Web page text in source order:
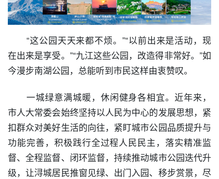
“这公园天天来都不烦。”“以前出来是活动，现
在出来是享受。”“九江这些公园，改造得非常好。”如
今漫步南湖公园，总能听到市民这样由衷赞叹。
一城绿意满城暖，休闲健身各相宜。近年来，
市人大常委会始终坚持以人民为中心的发展思想，紧
扣群众对美好生活的向往，紧盯城市公园品质提升与
功能完善，积极践行全过程人民民主，落实精准监
督、全程监督、闭环监督，持续推动城市公园迭代升
级，让浔城居民推窗见绿、出门入园、移步赏景，尽